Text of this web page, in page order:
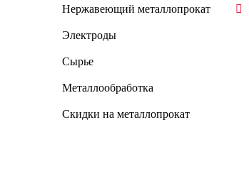
Нержавеющий металлопрокат
Электроды
Сырье
Металлообработка
Скидки на металлопрокат